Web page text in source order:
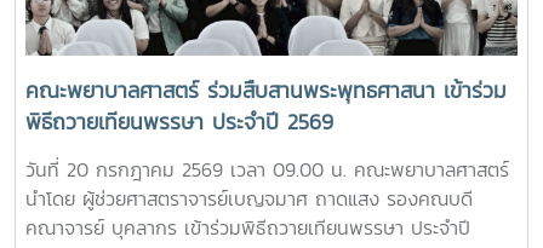
และการพัฒนาผลิตภัณฑ์กัญชงเพื่อสุขภาพ รวมทั้งนำเยี่ยมชม
แปลงกัญชง เพื่อเปิดมุมมองด้านงานวิจัยและนวัตกรรมทางการ
เกษตรของมหาวิทยาลัย จากนั้น นักศึกษาได้เดินทางไปศึกษา
แหล่งเรียนรู้อ่างเก็บน้ำห้วยโจ้ พร้อมนั่งรถเยี่ยมชมบริเวณรอบ
คณะและหน่วยงานที่ตั้งอยู่นอกพื้นที่หลักของมหาวิทยาลัย ได้แก่
คณะสัตวศาสตร์และเทคโนโลยี และวิทยาลัยพลังงาน เพื่อเรียนรู้
ศักยภาพและความหลากหลายของศาสตร์ที่มหาวิทยาลัยแม่โจ้เปิด
การเรียนการสอน กิจกรรมตามโครงการดังกล่าว นับว่าเป็นการ
ห้อง “ร่มอินทนิล” ยังเป็นพื้นที่แห่งการเรียนรู้และฝึกปฏิบัติ
วิชาชีพของนักศึกษาพยาบาล ภายใต้การกำกับดูแลของ
คณาจารย์และบุคลากรผู้เชี่ยวชาญ เพื่อให้นักศึกษาได้พัฒนา
ทักษะการดูแลผู้รับบริการจากสถานการณ์จริง ควบคู่ไปกับการ
สร้างประโยชน์แก่สังคมภายในมหาวิทยาลัยอย่างไรก็ตาม การเปิด
ให้บริการห้อง “ร่มอินทนิล” ในครั้งนี้ นับว่าเป็นก้าวสำคัญของ
มหาวิทยาลัย ในการพัฒนาระบบการดูแลสุขภาพของนักศึกษา
อย่างเป็นรูปธรรม สะท้อนถึงความมุ่งมั่นในการสร้างสภาพ
คณะพยาบาลศาสตร์ ร่วมสืบสานพระพุทธศาสนา เข้าร่วม
พิธีถวายเทียนพรรษา ประจำปี 2569
วันที่ 20 กรกฎาคม 2569 เวลา 09.00 น. คณะพยาบาลศาสตร์
นำโดย ผู้ช่วยศาสตราจารย์เบญจมาศ ถาดแสง รองคณบดี
คณาจารย์ บุคลากร เข้าร่วมพิธีถวายเทียนพรรษา ประจำปี